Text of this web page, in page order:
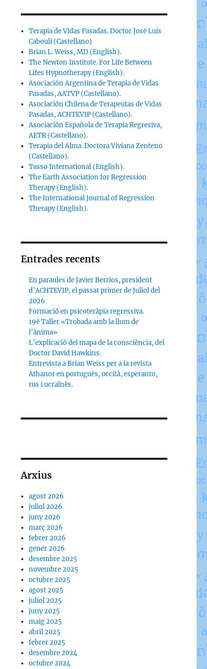
Terapia de Vidas Pasadas. Doctor José Luis
Cabouli (Castellano)
Brian L. Weiss, MD (English).
The Newton Institute. For Life Between
Lifes Hypnotherapy (English).
Asociación Argentina de Terapia de Vidas
Pasadas, AATVP (Castellano).
Asociación Chilena de Terapeutas de Vidas
Pasadas, ACHTEVIP (Castellano).
Asociación Española de Terapia Regresiva,
AETR (Castellano).
Terapia del Alma. Doctora Viviana Zenteno
(Castellano).
Tasso International (English).
The Earth Association for Regression
Therapy (English).
The International Journal of Regression
Therapy (English).
Entrades recents
En paraules de Javier Berríos, president
d’ACHTEVIP, el passat primer de Juliol del
2026
Formació en psicoteràpia regressiva.
19è Taller «Trobada amb la llum de
l’ànima»
L’explicació del mapa de la consciència, del
Doctor David Hawkins.
Entrevista a Brian Weiss per a la revista
Athanor en portuguès, occità, esperanto,
rus i ucraïnès.
Arxius
agost 2026
juliol 2026
juny 2026
març 2026
febrer 2026
gener 2026
desembre 2025
novembre 2025
octubre 2025
agost 2025
juliol 2025
juny 2025
maig 2025
abril 2025
febrer 2025
desembre 2024
octubre 2024